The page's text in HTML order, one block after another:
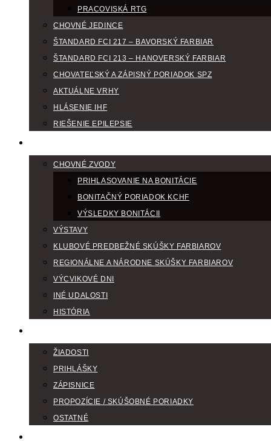
PRACOVISKÁ RTG
CHOVNÉ JEDINCE
ŠTANDARD FCI 217 – BAVORSKÝ FARBIAR
ŠTANDARD FCI 213 – HANOVERSKÝ FARBIAR
CHOVATEĽSKÝ A ZÁPISNÝ PORIADOK SPZ
AKTUÁLNE VRHY
HLÁSENIE IHF
RIEŠENIE EPILEPSIE
CHOVNÉ ZVODY
PRIHLASOVANIE NA BONITÁCIE
BONITAČNÝ PORIADOK KCHF
VÝSLEDKY BONITÁCII
VÝSTAVY
KLUBOVÉ PREDBEŽNÉ SKÚŠKY FARBIAROV
REGIONÁLNE A NÁRODNE SKÚŠKY FARBIAROV
VÝCVIKOVÉ DNI
INÉ UDALOSTI
HISTÓRIA
ŽIADOSTI
PRIHLÁŠKY
ZÁPISNICE
PROPOZÍCIE / SKÚŠOBNÉ PORIADKY
OSTATNÉ